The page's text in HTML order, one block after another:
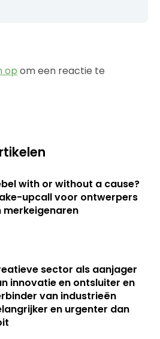
op om een reactie te
with or without a cause?
upcall voor ontwerpers
merkeigenaren
sector als aanjager
innovatie en ontsluiter en
van industrieën
en urgenter dan